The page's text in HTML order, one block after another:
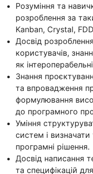
Розуміння та
розроблення за
Kanban, Crystal,
Досвід
користувачів,
як
Знання
та впровадження
формулювання
до програмного
Уміння
систем і визначати
програмні рішення.
Досвід написання
та специфікацій